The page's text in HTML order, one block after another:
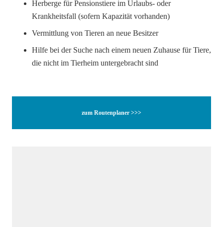
Herberge für Pensionstiere im Urlaubs- oder
Krankheitsfall (sofern Kapazität vorhanden)
Vermittlung von Tieren an neue Besitzer
Hilfe bei der Suche nach einem neuen Zuhause für Tiere,
die nicht im Tierheim untergebracht sind
zum Routenplaner >>>